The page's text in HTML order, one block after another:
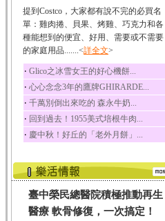
荔枝
荔枝性質溫和所含的營
養素有醣類、檸檬酸...
五味子
五味子性質溫熱所含營
養成分有揮發油、檸...
草魚
草魚含有維生素A、維生
素C、及豐富的蛋白...
提到Costco，大家都有說不完的必買名
單：雞肉捲、貝果、烤雞、巧克力和各
種能想到的便宜、好用、需要或不需要
的家庭用品.......<詳全文>
‧ Glico之冰雪女王的好心機餅...
‧ 心心念念3年的鷹牌GHIRARDE...
‧ 千萬別倒出來吃的 森永牛奶...
‧ 回到過去！1955美式培根牛肉...
‧ 慶中秋！好丘的「老外月餅」...
臺中榮民總醫院積極推動再生
醫療 軟骨修復，一次搞定！